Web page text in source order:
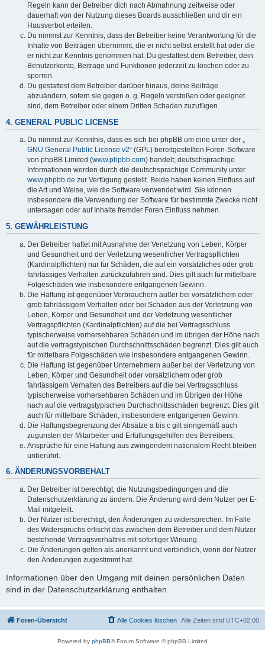
Regeln kann der Betreiber dich nach Abmahnung zeitweise oder
dauerhaft von der Nutzung dieses Boards ausschließen und dir ein
Hausverbot erteilen.
Du nimmst zur Kenntnis, dass der Betreiber keine Verantwortung für die
Inhalte von Beiträgen übernimmt, die er nicht selbst erstellt hat oder die
er nicht zur Kenntnis genommen hat. Du gestattest dem Betreiber, dein
Benutzerkonto, Beiträge und Funktionen jederzeit zu löschen oder zu
sperren.
Du gestattest dem Betreiber darüber hinaus, deine Beiträge
abzuändern, sofern sie gegen o. g. Regeln verstoßen oder geeignet
sind, dem Betreiber oder einem Dritten Schaden zuzufügen.
4. GENERAL PUBLIC LICENSE
Du nimmst zur Kenntnis, dass es sich bei phpBB um eine unter der „
GNU General Public License v2“ (GPL) bereitgestellten Foren-Software
von phpBB Limited (www.phpbb.com) handelt; deutschsprachige
Informationen werden durch die deutschsprachige Community unter
www.phpbb.de zur Verfügung gestellt. Beide haben keinen Einfluss auf
die Art und Weise, wie die Software verwendet wird. Sie können
insbesondere die Verwendung der Software für bestimmte Zwecke nicht
untersagen oder auf Inhalte fremder Foren Einfluss nehmen.
5. GEWÄHRLEISTUNG
Der Betreiber haftet mit Ausnahme der Verletzung von Leben, Körper
und Gesundheit und der Verletzung wesentlicher Vertragspflichten
(Kardinalpflichten) nur für Schäden, die auf ein vorsätzliches oder grob
fahrlässiges Verhalten zurückzuführen sind. Dies gilt auch für mittelbare
Folgeschäden wie insbesondere entgangenen Gewinn.
Die Haftung ist gegenüber Verbrauchern außer bei vorsätzlichem oder
grob fahrlässigem Verhalten oder bei Schäden aus der Verletzung von
Leben, Körper und Gesundheit und der Verletzung wesentlicher
Vertragspflichten (Kardinalpflichten) auf die bei Vertragsschluss
typischerweise vorhersehbaren Schäden und im übrigen der Höhe nach
auf die vertragstypischen Durchschnittsschäden begrenzt. Dies gilt auch
für mittelbare Folgeschäden wie insbesondere entgangenen Gewinn.
Die Haftung ist gegenüber Unternehmern außer bei der Verletzung von
Leben, Körper und Gesundheit oder vorsätzlichem oder grob
fahrlässigem Verhalten des Betreibers auf die bei Vertragsschluss
typischerweise vorhersehbaren Schäden und im Übrigen der Höhe
nach auf die vertragstypischen Durchschnittsschäden begrenzt. Dies gilt
auch für mittelbare Schäden, insbesondere entgangenen Gewinn.
Die Haftungsbegrenzung der Absätze a bis c gilt sinngemäß auch
zugunsten der Mitarbeiter und Erfüllungsgehilfen des Betreibers.
Ansprüche für eine Haftung aus zwingendem nationalem Recht bleiben
unberührt.
6. ÄNDERUNGSVORBEHALT
Der Betreiber ist berechtigt, die Nutzungsbedingungen und die
Datenschutzerklärung zu ändern. Die Änderung wird dem Nutzer per E-
Mail mitgeteilt.
Der Nutzer ist berechtigt, den Änderungen zu widersprechen. Im Falle
des Widerspruchs erlischt das zwischen dem Betreiber und dem Nutzer
bestehende Vertragsverhältnis mit sofortiger Wirkung.
Die Änderungen gelten als anerkannt und verbindlich, wenn der Nutzer
den Änderungen zugestimmt hat.
Informationen über den Umgang mit deinen persönlichen Daten
sind in der Datenschutzerklärung enthalten.
Foren-Übersicht Alle Zeiten sind UTC+02:00
Alle Cookies löschen
Powered by phpBB® Forum Software © phpBB Limited